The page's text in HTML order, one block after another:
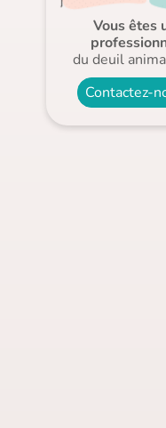
Vous êtes
du deuil
Contactez-